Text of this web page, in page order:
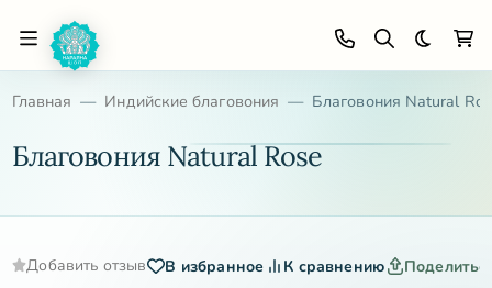
Темная
Главная Индийские благовония Благовония Natural
Благовония Natural Rose
Добавить отзыв В избранное К сравнению